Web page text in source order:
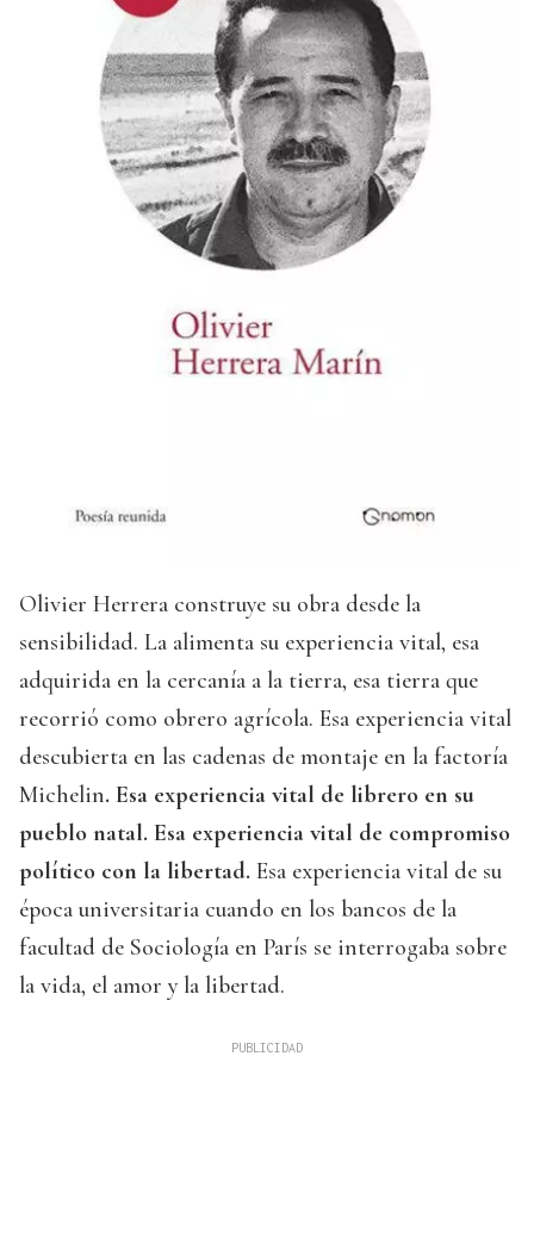
Olivier Herrera construye su obra desde la
sensibilidad. La alimenta su experiencia vital, esa
adquirida en la cercanía a la tierra, esa tierra que
recorrió como obrero agrícola. Esa experiencia vital
descubierta en las cadenas de montaje en la factoría
Michelin. Esa experiencia vital de librero en su
pueblo natal. Esa experiencia vital de compromiso
político con la libertad. Esa experiencia vital de su
época universitaria cuando en los bancos de la
facultad de Sociología en París se interrogaba sobre
la vida, el amor y la libertad.